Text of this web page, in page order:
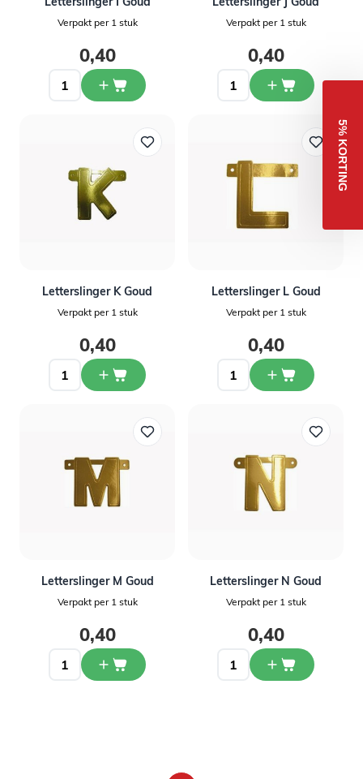
Verpakt per 1 stuk
0,40
Verpakt per 1 stuk
0,40
Letterslinger K Goud
Verpakt per 1 stuk
0,40
Letterslinger L Goud
Verpakt per 1 stuk
0,40
Letterslinger M Goud
Verpakt per 1 stuk
0,40
Letterslinger N Goud
Verpakt per 1 stuk
0,40
5% KORTING